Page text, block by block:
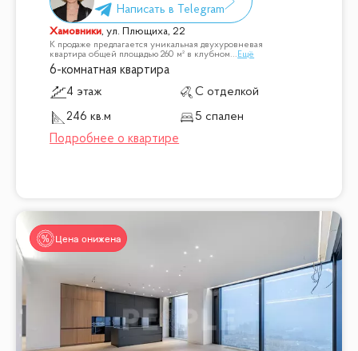
Хамовники,ул. Плющиха, 22
К продаже предлагается уникальная двухуровневая
квартира общей площадью 260 м² в клубном... Ещё
6-комнатная квартира
4 этаж
С отделкой
246 кв.м
5 спален
Цена снижена